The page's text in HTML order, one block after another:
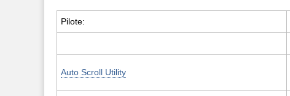
Pilote:
Auto Scroll Utility